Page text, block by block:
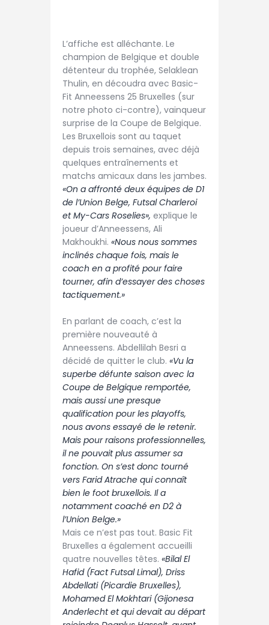
L’affiche est alléchante. Le
champion de Belgique et double
détenteur du trophée, Selaklean
Thulin, en découdra avec Basic-
Fit Anneessens 25 Bruxelles (sur
notre photo ci-contre), vainqueur
surprise de la Coupe de Belgique.
Les Bruxellois sont au taquet
depuis trois semaines, avec déjà
quelques entraînements et
matchs amicaux dans les jambes.
«On a affronté deux équipes de D1
de l’Union Belge, Futsal Charleroi
et My-Cars Roselies», explique le
joueur d’Anneessens, Ali
Makhoukhi. «Nous nous sommes
inclinés chaque fois, mais le
coach en a profité pour faire
tourner, afin d’essayer des choses
tactiquement.»
En parlant de coach, c’est la
première nouveauté à
Anneessens. Abdellilah Besri a
décidé de quitter le club. «Vu la
superbe défunte saison avec la
Coupe de Belgique remportée,
mais aussi une presque
qualification pour les playoffs,
nous avons essayé de le retenir.
Mais pour raisons professionnelles,
il ne pouvait plus assumer sa
fonction. On s’est donc tourné
vers Farid Atrache qui connaît
bien le foot bruxellois. Il a
notamment coaché en D2 à
l’Union Belge.»
Mais ce n’est pas tout. Basic Fit
Bruxelles a également accueilli
quatre nouvelles têtes. «Bilal El
Hafid (Fact Futsal Limal), Driss
Abdellati (Picardie Bruxelles),
Mohamed El Mokhtari (Gijonesa
Anderlecht et qui devait au départ